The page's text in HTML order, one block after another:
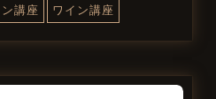
講座 ワイン講座